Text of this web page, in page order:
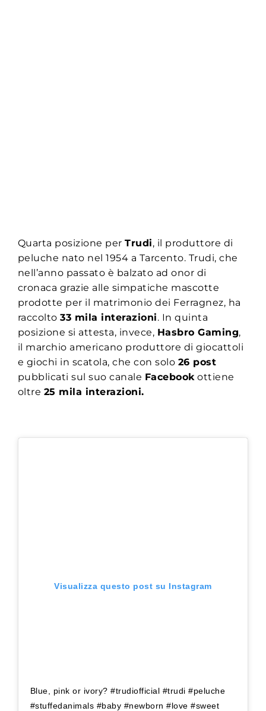
Quarta posizione perTrudi, il produttore di
peluche nato nel 1954 a Tarcento. Trudi, che
nell’anno passato è balzato ad onor di
cronaca grazie alle simpatiche mascotte
prodotte per il matrimonio dei Ferragnez, ha
raccolto33 mila interazioni. In quinta
posizione si attesta, invece, Hasbro Gaming,
il marchio americano produttore di giocattoli
e giochi in scatola, che con solo 26 post
pubblicati sul suo canale Facebook ottiene
oltre 25 mila interazioni.
Visualizza questo post su Instagram
Blue, pink or ivory? #trudiofficial #trudi #peluche
#stuffedanimals #baby #newborn #love #sweet